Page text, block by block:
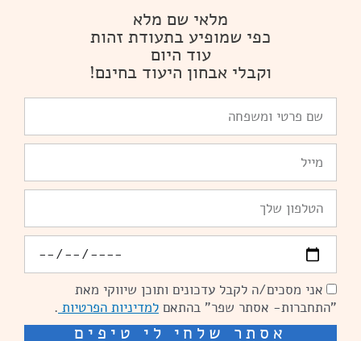
מלאי שם מלא
כפי שמופיע בתעודת זהות
עוד היום
וקבלי אבחון היעוד בחינם!
פרטי
ומשפחה
הסכמהאני מסכים/ה לקבל עדכונים ותוכן שיווקי מאת
"התחברות- אסתר שפר" בהתאם למדיניות הפרטיות .
אסתר שלחי לי טיפים